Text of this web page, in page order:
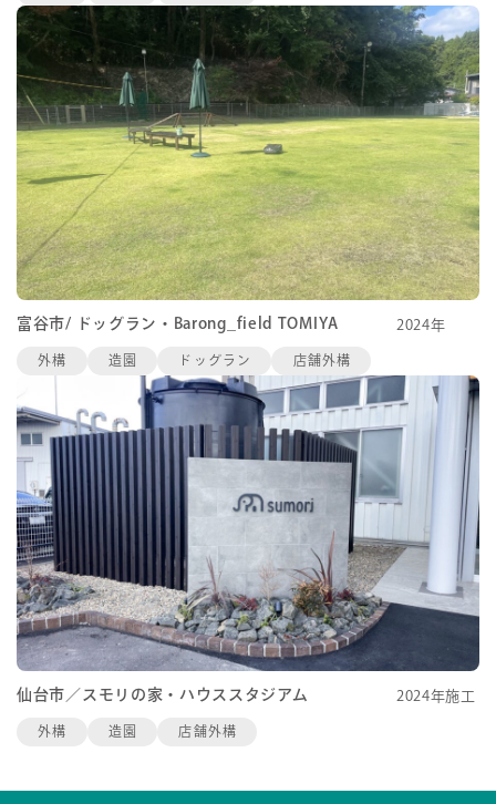
富谷市/ ドッグラン・Barong_field TOMIYA 2024年
外構 造園 ドッグラン 店舗外構
仙台市／スモリの家・ハウススタジアム 2024年施工
外構 造園 店舗外構